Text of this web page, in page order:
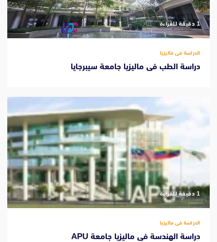
‫1 دقيقة للقراءة
الدراسة فى ماليزيا
دراسة الطب فى ماليزيا جامعة سيبرجايا
‫1 دقيقة للقراءة
الدراسة فى ماليزيا
دراسة الهندسة فى ماليزيا جامعة APU